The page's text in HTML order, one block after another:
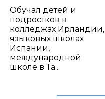
Обучал детей и
подростков в
колледжах Ирландии,
языковых школах
Испании,
международной
школе в Та...